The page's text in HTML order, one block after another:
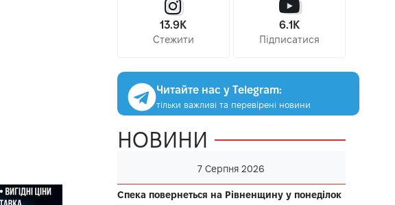
13.9K
Стежити
6.1K
Підписатися
Читайте нас у Telegram:
тільки важливі та перевірені новини
НОВИНИ
7 Серпня 2026
Спека повернеться на Рівненщину у понеділок